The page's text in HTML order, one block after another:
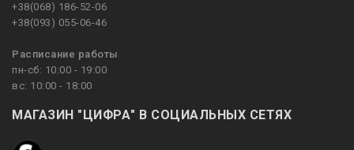
+38(068) 186-52-06
+38(093) 055-06-46
Расписание работы
пн-сб: 10:00 - 19:00
вс: 10:00 - 18:00
МАГАЗИН "ЦИФРА" В СОЦИАЛЬНЫХ СЕТЯХ